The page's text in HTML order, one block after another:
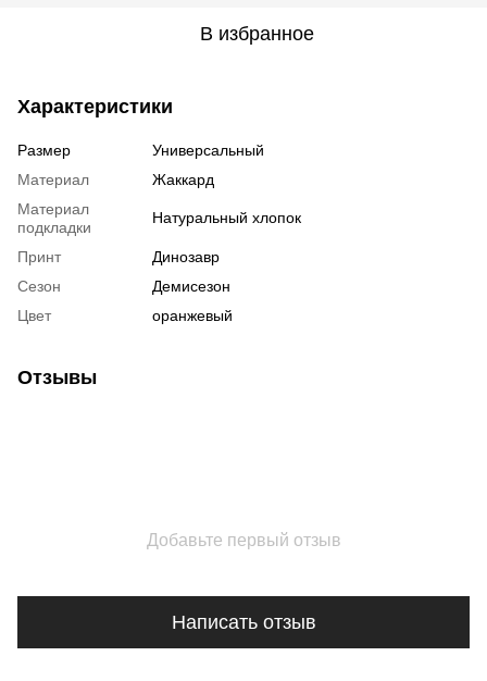
В избранное
Характеристики
Размер
Универсальный
Материал
Жаккард
Материал
подкладки
Натуральный хлопок
Принт
Динозавр
Сезон
Демисезон
Цвет
оранжевый
Отзывы
Добавьте первый отзыв
Написать отзыв